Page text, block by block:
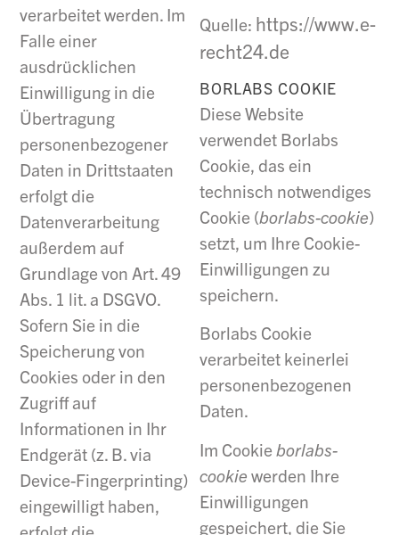
verarbeitet werden. Im
Falle einer
ausdrücklichen
Einwilligung in die
Übertragung
personenbezogener
Daten in Drittstaaten
erfolgt die
Datenverarbeitung
außerdem auf
Grundlage von Art. 49
Abs. 1 lit. a DSGVO.
Sofern Sie in die
Speicherung von
Cookies oder in den
Zugriff auf
Informationen in Ihr
Endgerät (z. B. via
Device-Fingerprinting)
eingewilligt haben,
Quelle: https://www.e-
recht24.de
BORLABS COOKIE
Diese Website
verwendet Borlabs
Cookie, das ein
technisch notwendiges
Cookie (borlabs-cookie)
setzt, um Ihre Cookie-
Einwilligungen zu
speichern.
Borlabs Cookie
verarbeitet keinerlei
personenbezogenen
Daten.
Im Cookie borlabs-
cookie werden Ihre
Einwilligungen
gespeichert, die Sie